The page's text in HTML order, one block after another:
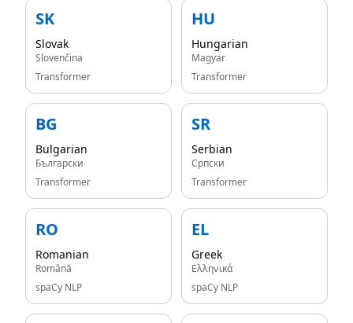
SK
Slovak
Slovenčina
Transformer
HU
Hungarian
Magyar
Transformer
BG
Bulgarian
Български
Transformer
SR
Serbian
Српски
Transformer
RO
Romanian
Română
spaCy NLP
EL
Greek
Ελληνικά
spaCy NLP